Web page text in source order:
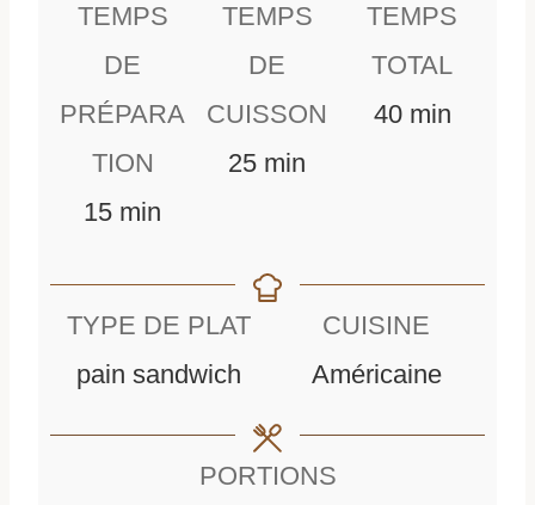
TEMPS
DE
PRÉPARA
TION
15m
n
min
TEMPS
DE
CUISSON
25m
u
s
min
TEMPS
TOTAL
40m
t
e
min
TYPE DE PLAT
pain sandwich
CUISINE
Américaine
PORTIONS